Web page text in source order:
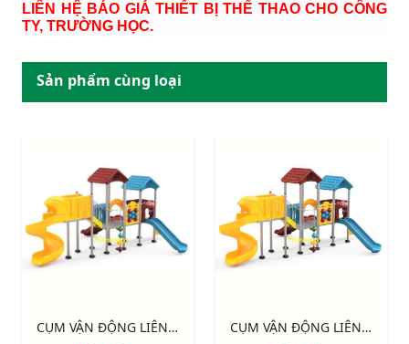
LIÊN HỆ BÁO GIÁ THIẾT BỊ THỂ THAO CHO CÔNG
TY, TRƯỜNG HỌC.
Sản phẩm cùng loại
CỤM VẬN ĐỘNG LIÊN HOÀN LLDPE NIK155110HH CỤM VẬN ĐỘNG LIÊN HOÀN LLDPE NIK155110HH